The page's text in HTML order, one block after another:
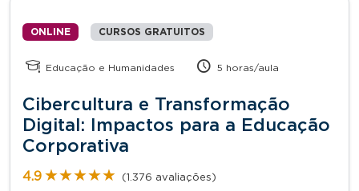
ONLINE CURSOS GRATUITOS
Educação e Humanidades 5 horas/aula
Cibercultura e Transformação
Digital: Impactos para a Educação
Corporativa
4.9 ★★★★★
★★★★★ (1.376 avaliações)